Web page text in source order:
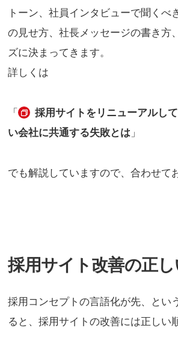
トーン、社員インタビューで聞くべ
の見せ方、社長メッセージの書き方
ズに決まってきます。
詳しくは
「
採用サイトをリニューアルし
い会社に共通する失敗とは 」
でも解説していますので、合わせて
採用サイト改善の正
採用コンセプトの言語化が先、とい
ると、採用サイトの改善には正しい